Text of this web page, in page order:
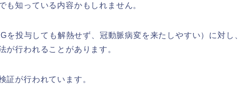
も知っている内容かもしれません。
を投与しても解熱せず、冠動脈病変を来たしやすい）に対し、
が行われることがあります。
証が行われています。